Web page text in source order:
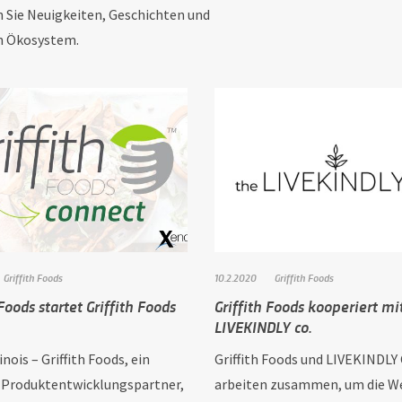
Neuigkeiten, Geschichten und
Griffith Foods
startet Griffith Foods
– Griffith Foods, ein
10.2.2020 Griffith Foods
Griffith Foods kooperiert
LIVEKINDLY co.
Griffith Foods und LIVEKINDLY
arbeiten zusammen, um die